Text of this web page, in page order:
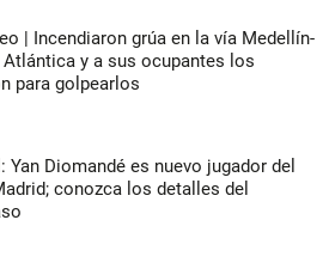
| Incendiaron grúa en la vía Medellín-
y a sus ocupantes los
para golpearlos
Yan Diomandé es nuevo jugador del
conozca los detalles del